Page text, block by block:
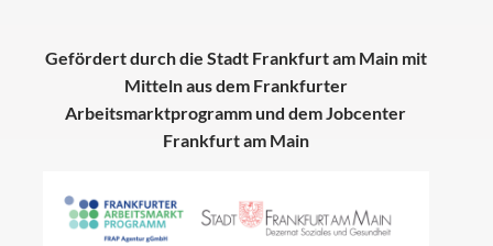
Gefördert durch die Stadt Frankfurt am Main mit
Mitteln aus dem Frankfurter
Arbeitsmarktprogramm und dem Jobcenter
Frankfurt am Main